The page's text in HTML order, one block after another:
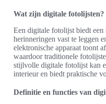
Wat zijn digitale fotolijsten?
Een digitale fotolijst biedt een
herinneringen vast te leggen
elektronische apparaat toont
waardoor traditionele
stijlvolle digitale fotolijst kan
interieur en biedt praktische
Definitie en functies van